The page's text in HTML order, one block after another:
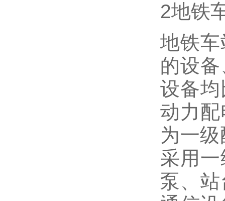
2地铁
地铁
的设
设备
动力
为一
采用
泵、